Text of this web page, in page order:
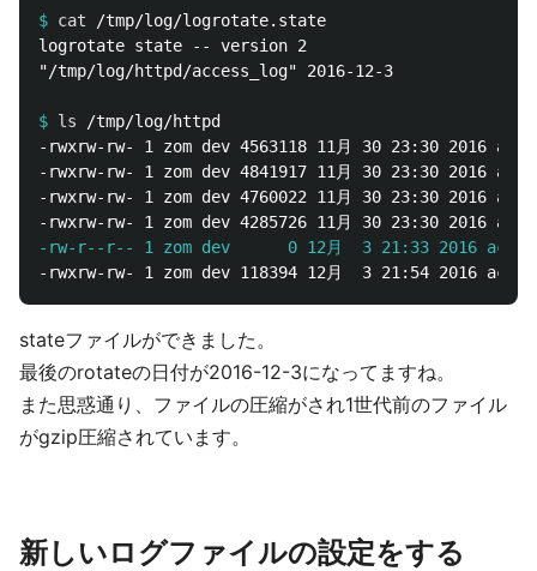
$ cat
logrotate state -- version 2
"/tmp/log/httpd/access_log" 2016-12-3
$ ls
-rwxrw-rw- 1 zom dev 4563118 11月 30 23:30 2016
-rwxrw-rw- 1 zom dev 4841917 11月 30 23:30 2016
-rwxrw-rw- 1 zom dev 4760022 11月 30 23:30 2016
-rw-r--r-- 1 zom dev      0 12月  3 21:33 2016
stateファイルができました。
最後のrotateの日付が2016-12-3になってますね。
また思惑通り、ファイルの圧縮がされ1世代前のファイル
がgzip圧縮されています。
新しいログファイルの設定をする